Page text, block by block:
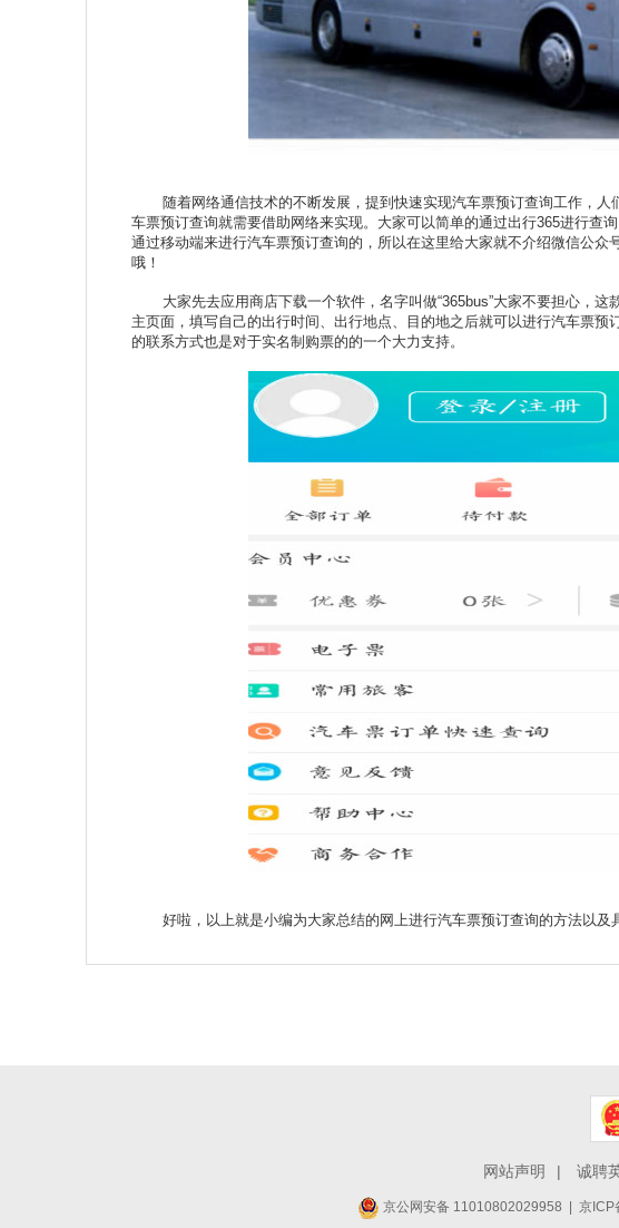
随着网络通信技术的不断发展，提到快速实现汽车票预订查询工作，人
车票预订查询就需要借助网络来实现。大家可以简单的通过出行365进行查
通过移动端来进行汽车票预订查询的，所以在这里给大家就不介绍微信公
哦！
大家先去应用商店下载一个软件，名字叫做“365bus”大家不要担心，这
主页面，填写自己的出行时间、出行地点、目的地之后就可以进行汽车票
的联系方式也是对于实名制购票的的一个大力支持。
好啦，以上就是小编为大家总结的网上进行汽车票预订查询的方法以及
网站声明 | 诚聘
京公网安备 11010802029958 京ICP